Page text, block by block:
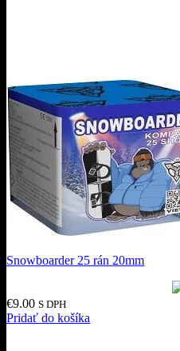
Snowboarder 25 rán 20mm
€9.00 S DPH
Pridať do košíka